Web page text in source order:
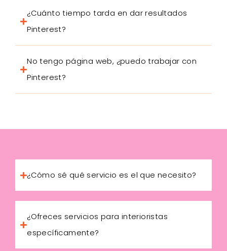
¿Cuánto tiempo tarda en dar resultados
Pinterest?
No tengo página web, ¿puedo trabajar con
Pinterest?
¿Cómo sé qué servicio es el que necesito?
¿Ofreces servicios para interioristas
específicamente?